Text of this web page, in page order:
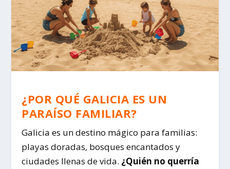
¿POR QUÉ GALICIA ES UN
PARAÍSO FAMILIAR?
Galicia es un destino mágico para familias:
playas doradas, bosques encantados y
ciudades llenas de vida. ¿Quién no querría